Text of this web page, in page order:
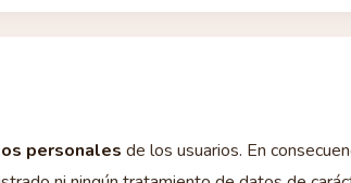
personales de los usuarios. En